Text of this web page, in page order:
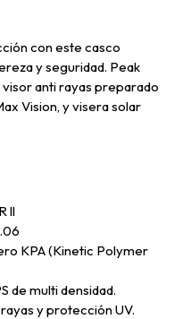
con este casco
y seguridad. Peak
anti rayas preparado
Vision, y visera solar
ll
KPA (Kinetic Polymer
de multi densidad.
y protección UV.